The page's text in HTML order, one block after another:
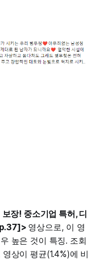
장! 중소기업 특허, 디
영상으로, 이 영
높은 것이 특징. 조회
상이 평균(1.4%)에 비